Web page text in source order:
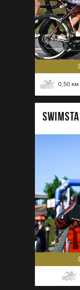
0,50 км